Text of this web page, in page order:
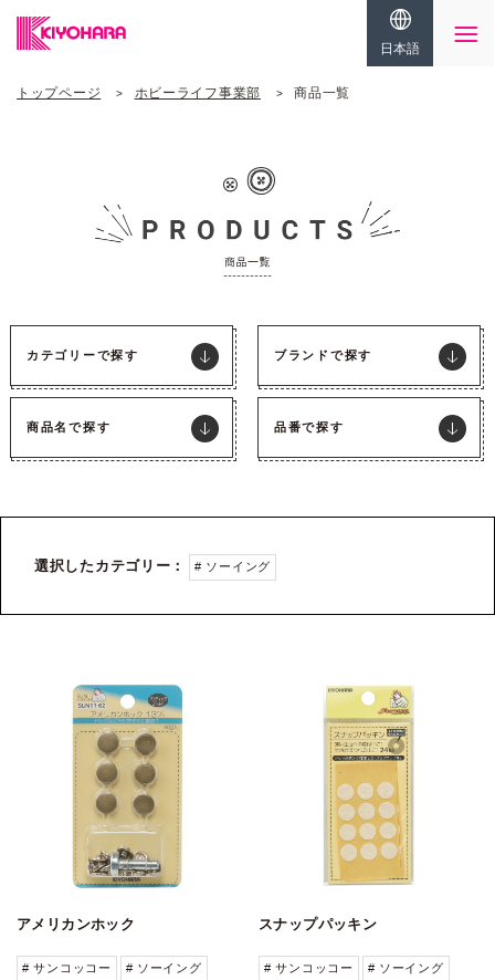
日本語
トップページ ホビーライフ事業部 商品一覧
カテゴリーで探す ブランドで探す
商品名で探す 品番で探す
選択したカテゴリー： # ソーイング
アメリカンホック
# サンコッコー # ソーイング
スナップパッキン
# サンコッコー # ソーイング